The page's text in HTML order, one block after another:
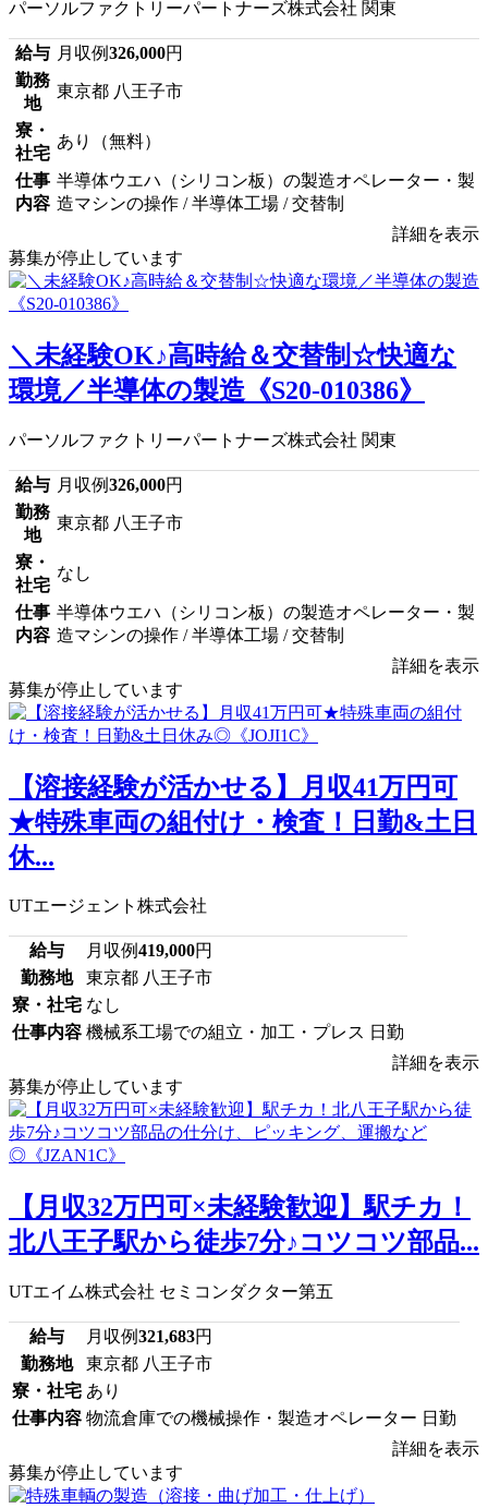
パーソルファクトリーパートナーズ株式会社 関東
給与 月収例326,000円
勤務
地
東京都 八王子市
寮・
社宅
あり（無料）
仕事
内容
半導体ウエハ（シリコン板）の製造オペレーター・製
造マシンの操作 / 半導体工場 / 交替制
詳細を表示
募集が停止しています
＼未経験OK♪高時給＆交替制☆快適な
環境／半導体の製造《S20-010386》
パーソルファクトリーパートナーズ株式会社 関東
給与 月収例326,000円
勤務
地
東京都 八王子市
寮・
社宅
なし
仕事
内容
半導体ウエハ（シリコン板）の製造オペレーター・製
造マシンの操作 / 半導体工場 / 交替制
詳細を表示
募集が停止しています
【溶接経験が活かせる】月収41万円可
★特殊車両の組付け・検査！日勤&土日
休...
UTエージェント株式会社
給与 月収例419,000円
勤務地
東京都 八王子市
寮・社宅 なし
仕事内容 機械系工場での組立・加工・プレス 日勤
詳細を表示
募集が停止しています
【月収32万円可×未経験歓迎】駅チカ！
北八王子駅から徒歩7分♪コツコツ部品...
UTエイム株式会社 セミコンダクター第五
給与 月収例321,683円
勤務地
東京都 八王子市
寮・社宅 あり
仕事内容 物流倉庫での機械操作・製造オペレーター 日勤
詳細を表示
募集が停止しています